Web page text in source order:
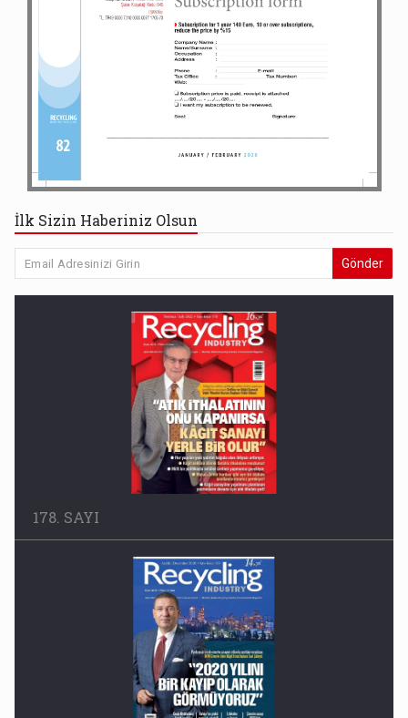
İlk Sizin Haberiniz Olsun
Gönder
178. SAYI